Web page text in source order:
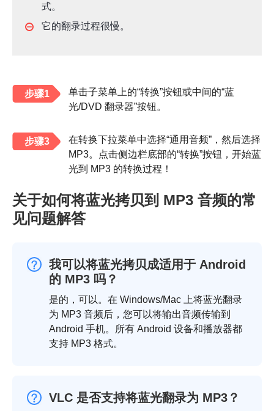
式。
它的翻录过程很慢。
步骤1
单击子菜单上的“转换”按钮或中间的“蓝
光/DVD 翻录器”按钮。
第2步
步骤3
在转换下拉菜单中选择“通用音频”，然后选择
MP3。点击侧边栏底部的“转换”按钮，开始蓝
光到 MP3 的转换过程！
关于如何将蓝光拷贝到 MP3 音频的常
见问题解答
我可以将蓝光拷贝成适用于 Android
的 MP3 吗？
是的，可以。在 Windows/Mac 上将蓝光翻录
为 MP3 音频后，您可以将输出音频传输到
Android 手机。所有 Android 设备和播放器都
支持 MP3 格式。
VLC 是否支持将蓝光翻录为 MP3？